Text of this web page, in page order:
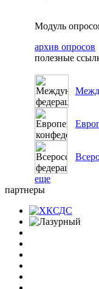
Модуль
архив опросов
полезные
еще
партнеры